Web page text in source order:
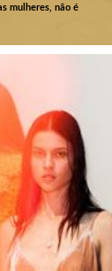
mulheres, não é